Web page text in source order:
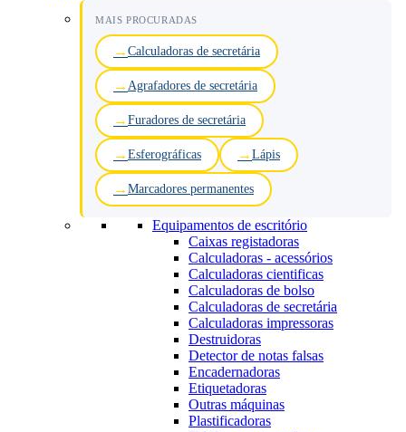
MAIS PROCURADAS
Calculadoras de secretária
Agrafadores de secretária
Furadores de secretária
Esferográficas Lápis
Marcadores permanentes
Equipamentos de escritório
Caixas registadoras
Calculadoras - acessórios
Calculadoras cientificas
Calculadoras de bolso
Calculadoras de secretária
Calculadoras impressoras
Destruidoras
Detector de notas falsas
Encadernadoras
Etiquetadoras
Outras máquinas
Plastificadoras